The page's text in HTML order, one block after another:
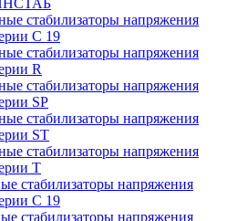
стабилизаторы напряжения
C 19
стабилизаторы напряжения
R
стабилизаторы напряжения
SP
стабилизаторы напряжения
ST
стабилизаторы напряжения
T
стабилизаторы напряжения
C 19
стабилизаторы напряжения